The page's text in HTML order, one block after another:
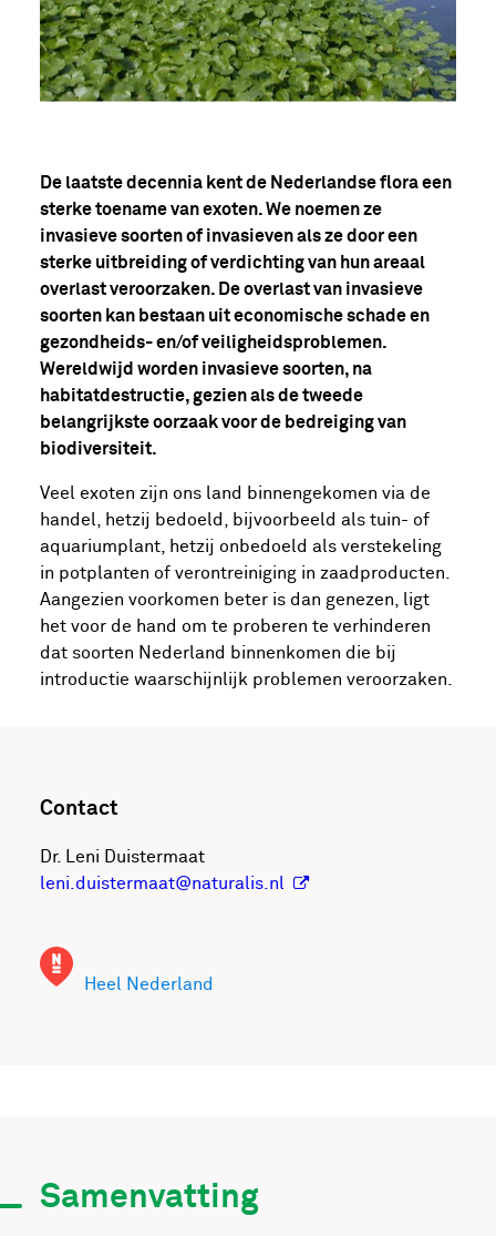
De laatste decennia kent de Nederlandse flora een
sterke toename van exoten. We noemen ze
invasieve soorten of invasieven als ze door een
sterke uitbreiding of verdichting van hun areaal
overlast veroorzaken. De overlast van invasieve
soorten kan bestaan uit economische schade en
gezondheids- en/of veiligheidsproblemen.
Wereldwijd worden invasieve soorten, na
habitatdestructie, gezien als de tweede
belangrijkste oorzaak voor de bedreiging van
biodiversiteit.
Veel exoten zijn ons land binnengekomen via de
handel, hetzij bedoeld, bijvoorbeeld als tuin- of
aquariumplant, hetzij onbedoeld als verstekeling
in potplanten of verontreiniging in zaadproducten.
Aangezien voorkomen beter is dan genezen, ligt
het voor de hand om te proberen te verhinderen
dat soorten Nederland binnenkomen die bij
introductie waarschijnlijk problemen veroorzaken.
Contact
Dr. Leni Duistermaat
leni.duistermaat@naturalis.nl
Heel Nederland
52.115848270225,
6.4588505029678
Samenvatting